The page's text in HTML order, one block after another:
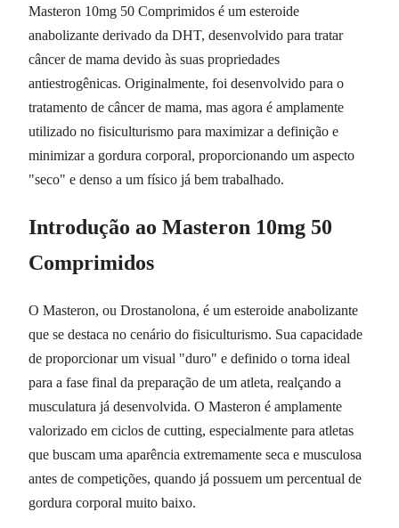
Masteron 10mg 50 Comprimidos é um esteroide
anabolizante derivado da DHT, desenvolvido para tratar
câncer de mama devido às suas propriedades
antiestrogênicas. Originalmente, foi desenvolvido para o
tratamento de câncer de mama, mas agora é amplamente
utilizado no fisiculturismo para maximizar a definição e
minimizar a gordura corporal, proporcionando um aspecto
"seco" e denso a um físico já bem trabalhado.
Introdução ao Masteron 10mg 50
Comprimidos
O Masteron, ou Drostanolona, é um esteroide anabolizante
que se destaca no cenário do fisiculturismo. Sua capacidade
de proporcionar um visual "duro" e definido o torna ideal
para a fase final da preparação de um atleta, realçando a
musculatura já desenvolvida. O Masteron é amplamente
valorizado em ciclos de cutting, especialmente para atletas
que buscam uma aparência extremamente seca e musculosa
antes de competições, quando já possuem um percentual de
gordura corporal muito baixo.